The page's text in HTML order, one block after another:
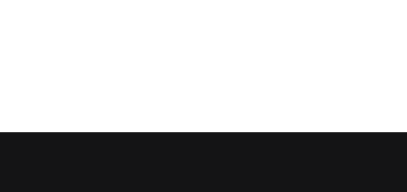
Personnalisez vos préférences pour